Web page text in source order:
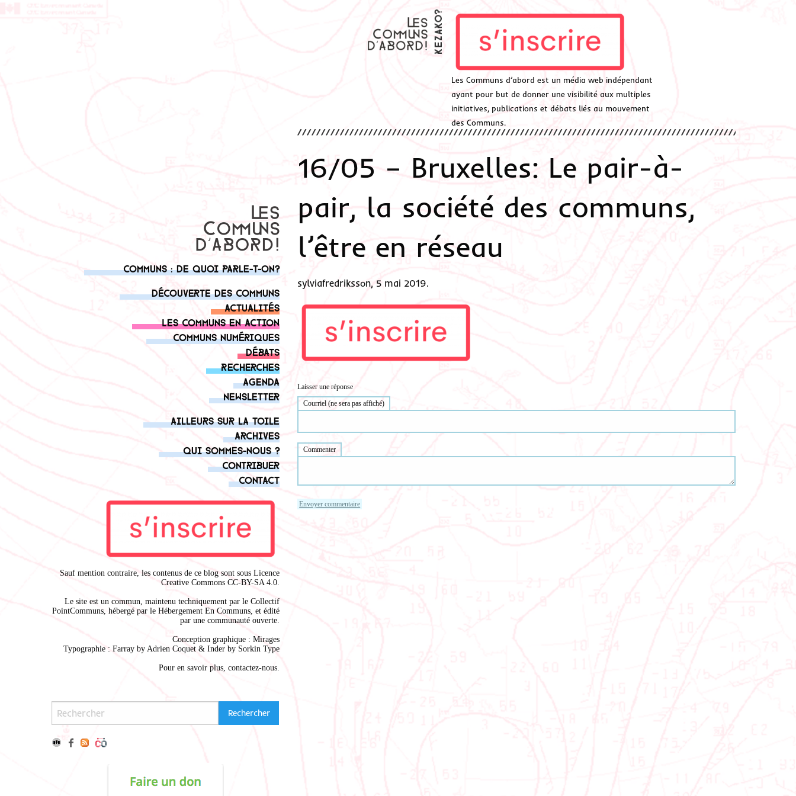
Les Communs d’abord est un média web indépendant
ayant pour but de donner une visibilité aux multiples
initiatives, publications et débats liés au mouvement
des Communs.
Communs : de quoi parle-t-on?
Découverte des communs
Actualités
Les communs en action
Communs numériques
Débats
Recherches
Agenda
Newsletter
Ailleurs sur la toile
Archives
Qui sommes-nous ?
Contribuer
Contact
Sauf mention contraire, les contenus de ce blog sont sous Licence
Creative Commons CC-BY-SA 4.0.
Le site est un commun, maintenu techniquement par le Collectif
PointCommuns, hébergé par le Hébergement En Communs, et édité
par une communauté ouverte.
Conception graphique : Mirages
Typographie : Farray by Adrien Coquet & Inder by Sorkin Type
Pour en savoir plus, contactez-nous.
16/05 – Bruxelles: Le pair-à-
pair, la société des communs,
l’être en réseau
sylviafredriksson, 5 mai 2019.
Laisser une réponse
Courriel (ne sera pas affiché)
Commenter